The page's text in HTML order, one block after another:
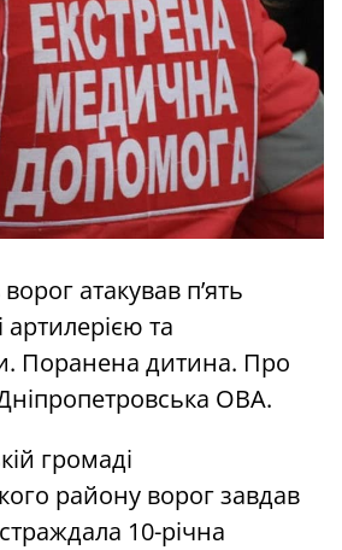
атакував п’ять
артилерією та
Поранена дитина. Про
ОВА.
громаді
району ворог завдав
10-річна